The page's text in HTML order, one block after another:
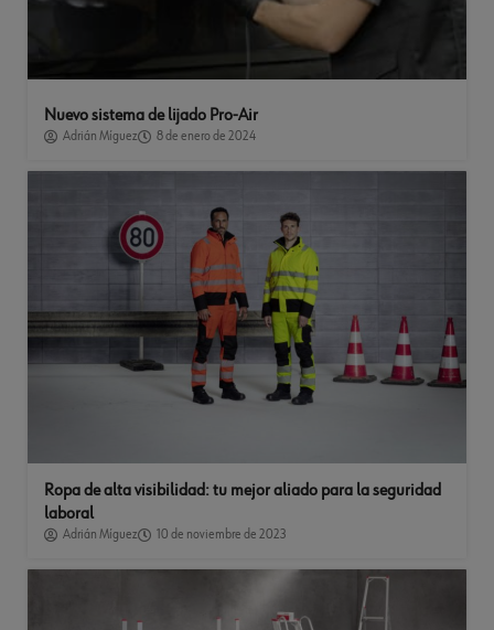
Nuevo sistema de lijado Pro-Air
Adrián Míguez 8 de enero de 2024
Ropa de alta visibilidad: tu mejor aliado para la seguridad
laboral
Adrián Míguez 10 de noviembre de 2023